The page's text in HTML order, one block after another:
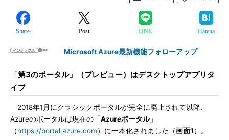
Share Post LINE Hatena
Microsoft Azure最新機能フォローアップ
「第3のポータル」（プレビュー）はデスクトップアプリタ
イプ
2018年1月にクラシックポータルが完全に廃止されて以降、
Azureのポータルは現在の「Azureポータル」
（https://portal.azure.com）に一本化されました（画面1 ）。